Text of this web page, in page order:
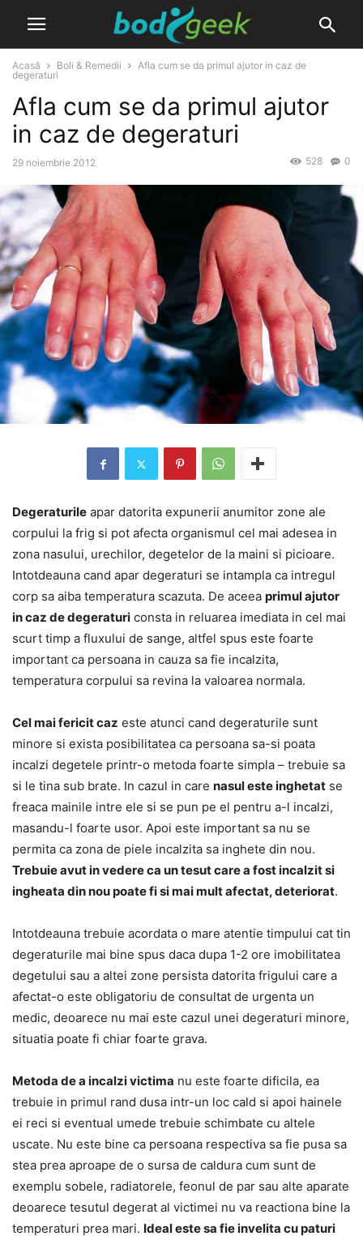
Acasă Boli & Remedii
Afla cum se da primul ajutor in caz de
degeraturi
Afla cum se da primul ajutor
in caz de degeraturi
29 noiembrie 2012 0
528
Degeraturile apar datorita expunerii anumitor zone ale
corpului la frig si pot afecta organismul cel mai adesea in
zona nasului, urechilor, degetelor de la maini si picioare.
Intotdeauna cand apar degeraturi se intampla ca intregul
corp sa aiba temperatura scazuta. De aceea primul ajutor
in caz de degeraturi consta in reluarea imediata in cel mai
scurt timp a fluxului de sange, altfel spus este foarte
important ca persoana in cauza sa fie incalzita,
temperatura corpului sa revina la valoarea normala.
Cel mai fericit caz este atunci cand degeraturile sunt
minore si exista posibilitatea ca persoana sa-si poata
incalzi degetele printr-o metoda foarte simpla – trebuie sa
si le tina sub brate. In cazul in care nasul este inghetat se
freaca mainile intre ele si se pun pe el pentru a-l incalzi,
masandu-l foarte usor. Apoi este important sa nu se
permita ca zona de piele incalzita sa inghete din nou.
Trebuie avut in vedere ca un tesut care a fost incalzit si
ingheata din nou poate fi si mai mult afectat, deteriorat.
Intotdeauna trebuie acordata o mare atentie timpului cat tin
degeraturile mai bine spus daca dupa 1-2 ore imobilitatea
degetului sau a altei zone persista datorita frigului care a
afectat-o este obligatoriu de consultat de urgenta un
medic, deoarece nu mai este cazul unei degeraturi minore,
situatia poate fi chiar foarte grava.
Metoda de a incalzi victima nu este foarte dificila, ea
trebuie in primul rand dusa intr-un loc cald si apoi hainele
ei reci si eventual umede trebuie schimbate cu altele
uscate. Nu este bine ca persoana respectiva sa fie pusa sa
stea prea aproape de o sursa de caldura cum sunt de
exemplu sobele, radiatorele, feonul de par sau alte aparate
deoarece tesutul degerat al victimei nu va reactiona bine la
temperaturi prea mari. Ideal este sa fie invelita cu paturi